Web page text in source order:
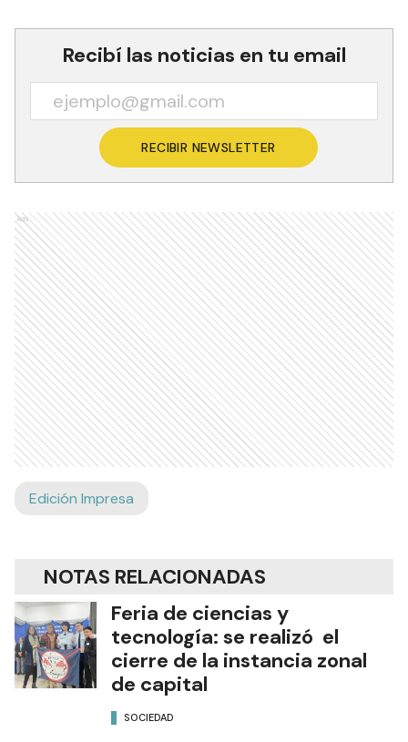
Recibí las noticias en tu email
RECIBIR NEWSLETTER
Ads
Edición Impresa
NOTAS RELACIONADAS
Feria de ciencias y
tecnología: se realizó el
cierre de la instancia zonal
de capital
SOCIEDAD